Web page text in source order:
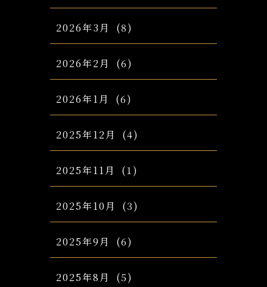
2026年3月 (8)
2026年2月 (6)
2026年1月 (6)
2025年12月 (4)
2025年11月 (1)
2025年10月 (3)
2025年9月 (6)
2025年8月 (5)